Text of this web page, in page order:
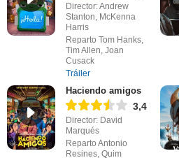
Director: Andrew
Stanton, McKenna
Harris
Reparto Tom Hanks,
Tim Allen, Joan
Cusack
Tráiler
Haciendo amigos
3,4
Director: David
Marqués
Reparto Antonio
Resines, Quim